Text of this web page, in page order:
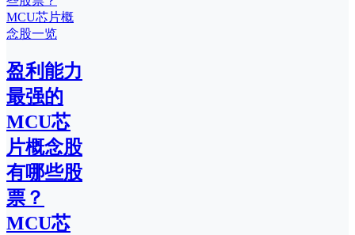
盈利能力
最强的
MCU芯
片概念股
有哪些股
票？
MCU芯